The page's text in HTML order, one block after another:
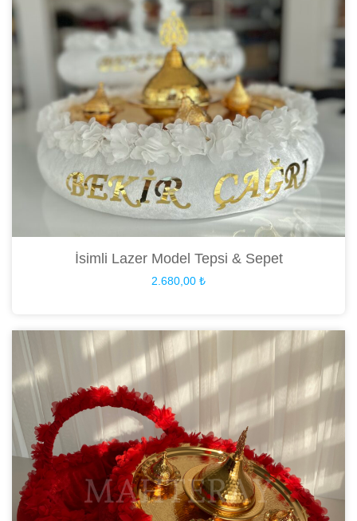
İsimli Lazer Model Tepsi & Sepet
2.680,00 ₺